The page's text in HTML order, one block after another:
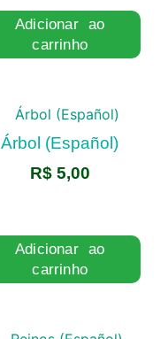
Adicionar ao
carrinho
Árbol (Español)
R$5,00
Adicionar ao
carrinho